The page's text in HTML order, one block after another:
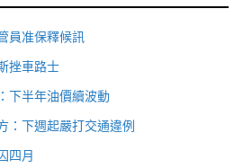
員准保釋候訊
挫車路士
下半年油價續波動
：下週起嚴打交通違例
四月